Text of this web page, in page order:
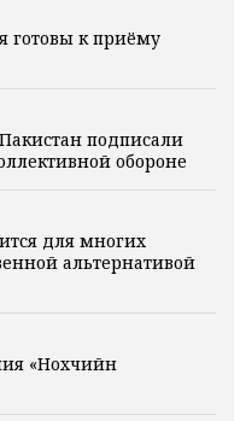
готовы к приёму
подписали
обороне
для многих
альтернативой
«Нохчийн